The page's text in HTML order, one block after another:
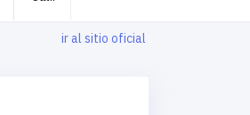
ir al sitio oficial